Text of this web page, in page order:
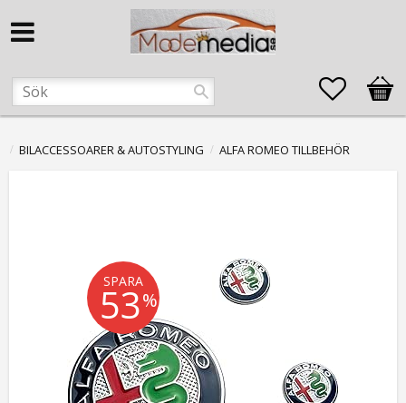
Favoriter
BILACCESSOARER & AUTOSTYLING ALFA ROMEO TILLBEHÖR
SPARA
53%